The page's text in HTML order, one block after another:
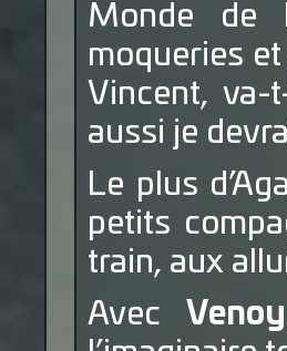
Monde de
moqueries
Vincent,
aussi je
Le plus
petits
train, aux
Avec Venoy